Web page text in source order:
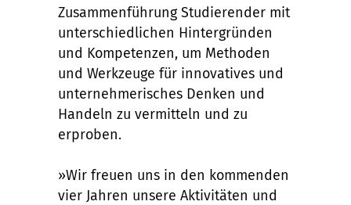
Zusammenführung Studierender mit
unterschiedlichen Hintergründen
und Kompetenzen, um Methoden
und Werkzeuge für innovatives und
unternehmerisches Denken und
Handeln zu vermitteln und zu
erproben.
»Wir freuen uns in den kommenden
vier Jahren unsere Aktivitäten und